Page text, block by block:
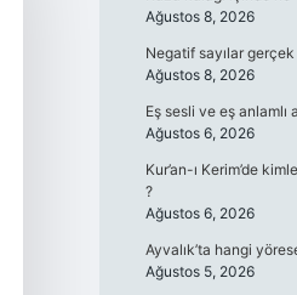
Ağustos 8, 2026
Negatif sayılar gerçek
Ağustos 8, 2026
Eş sesli ve eş anlamlı
Ağustos 6, 2026
Kur’an-ı Kerim’de
?
Ağustos 6, 2026
Ayvalık’ta hangi
Ağustos 5, 2026